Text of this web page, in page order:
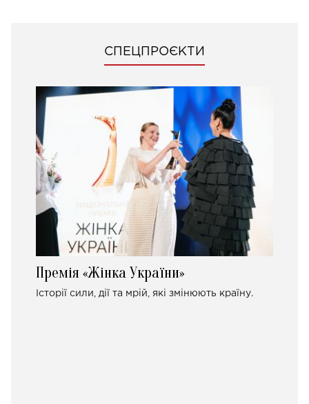
СПЕЦПРОЄКТИ
Премія «Жінка України»
Історії сили, дії та мрій, які змінюють країну.